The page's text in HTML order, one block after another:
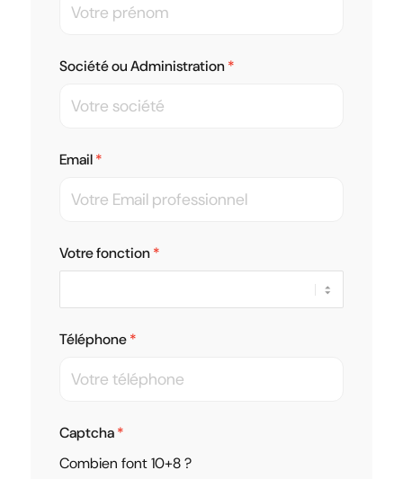
Société ou Administration
Email
Votre fonction
Téléphone
Captcha
Combien font 10+8 ?